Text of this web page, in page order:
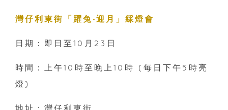
灣仔利東街「躍兔‧迎月」綵燈會
日期：即日至10月23日
時間：上午10時至晚上10時 (每日下午5時亮
燈)
地址：灣仔利東街